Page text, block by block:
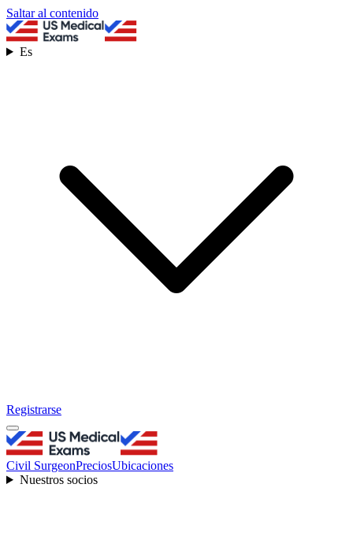
Saltar al contenido
Es
Registrarse
Civil SurgeonPreciosUbicaciones
Nuestros socios